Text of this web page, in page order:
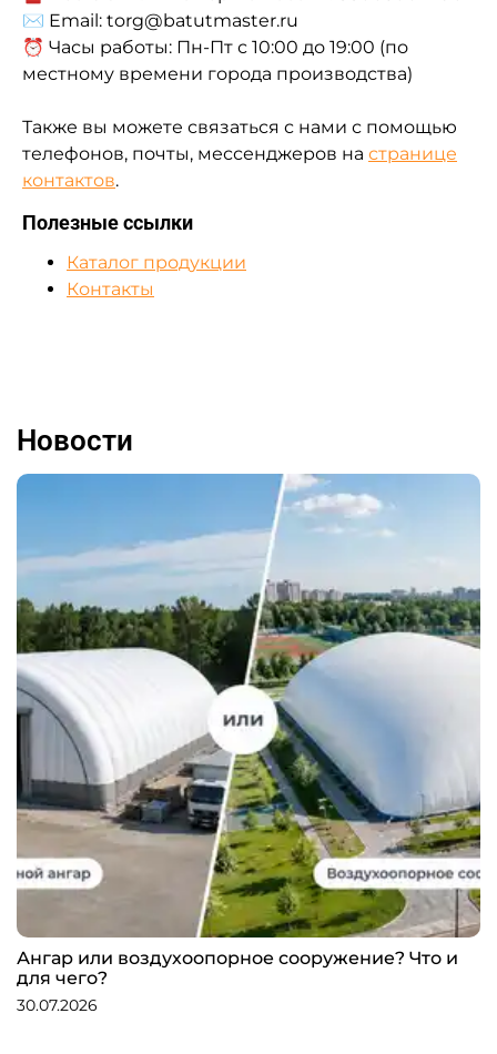
✉ Email: torg@batutmaster.ru
⏰ Часы работы: Пн-Пт с 10:00 до 19:00 (по
местному времени города производства)
Также вы можете связаться с нами с помощью
телефонов, почты, мессенджеров на странице
контактов.
Полезные ссылки
Каталог продукции
Контакты
Новости
Ангар или воздухоопорное сооружение? Что и
для чего?
30.07.2026